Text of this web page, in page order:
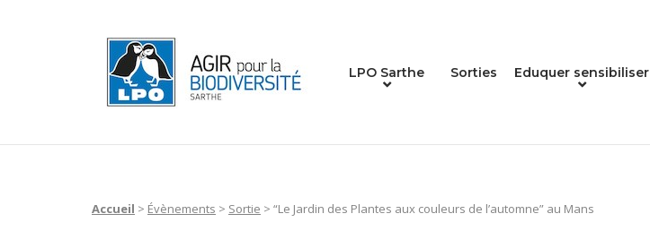
LPO Sarthe Sorties Eduquer sensibiliser
Accueil > Évènements > Sortie > “Le Jardin des Plantes aux couleurs de l’automne” au Mans